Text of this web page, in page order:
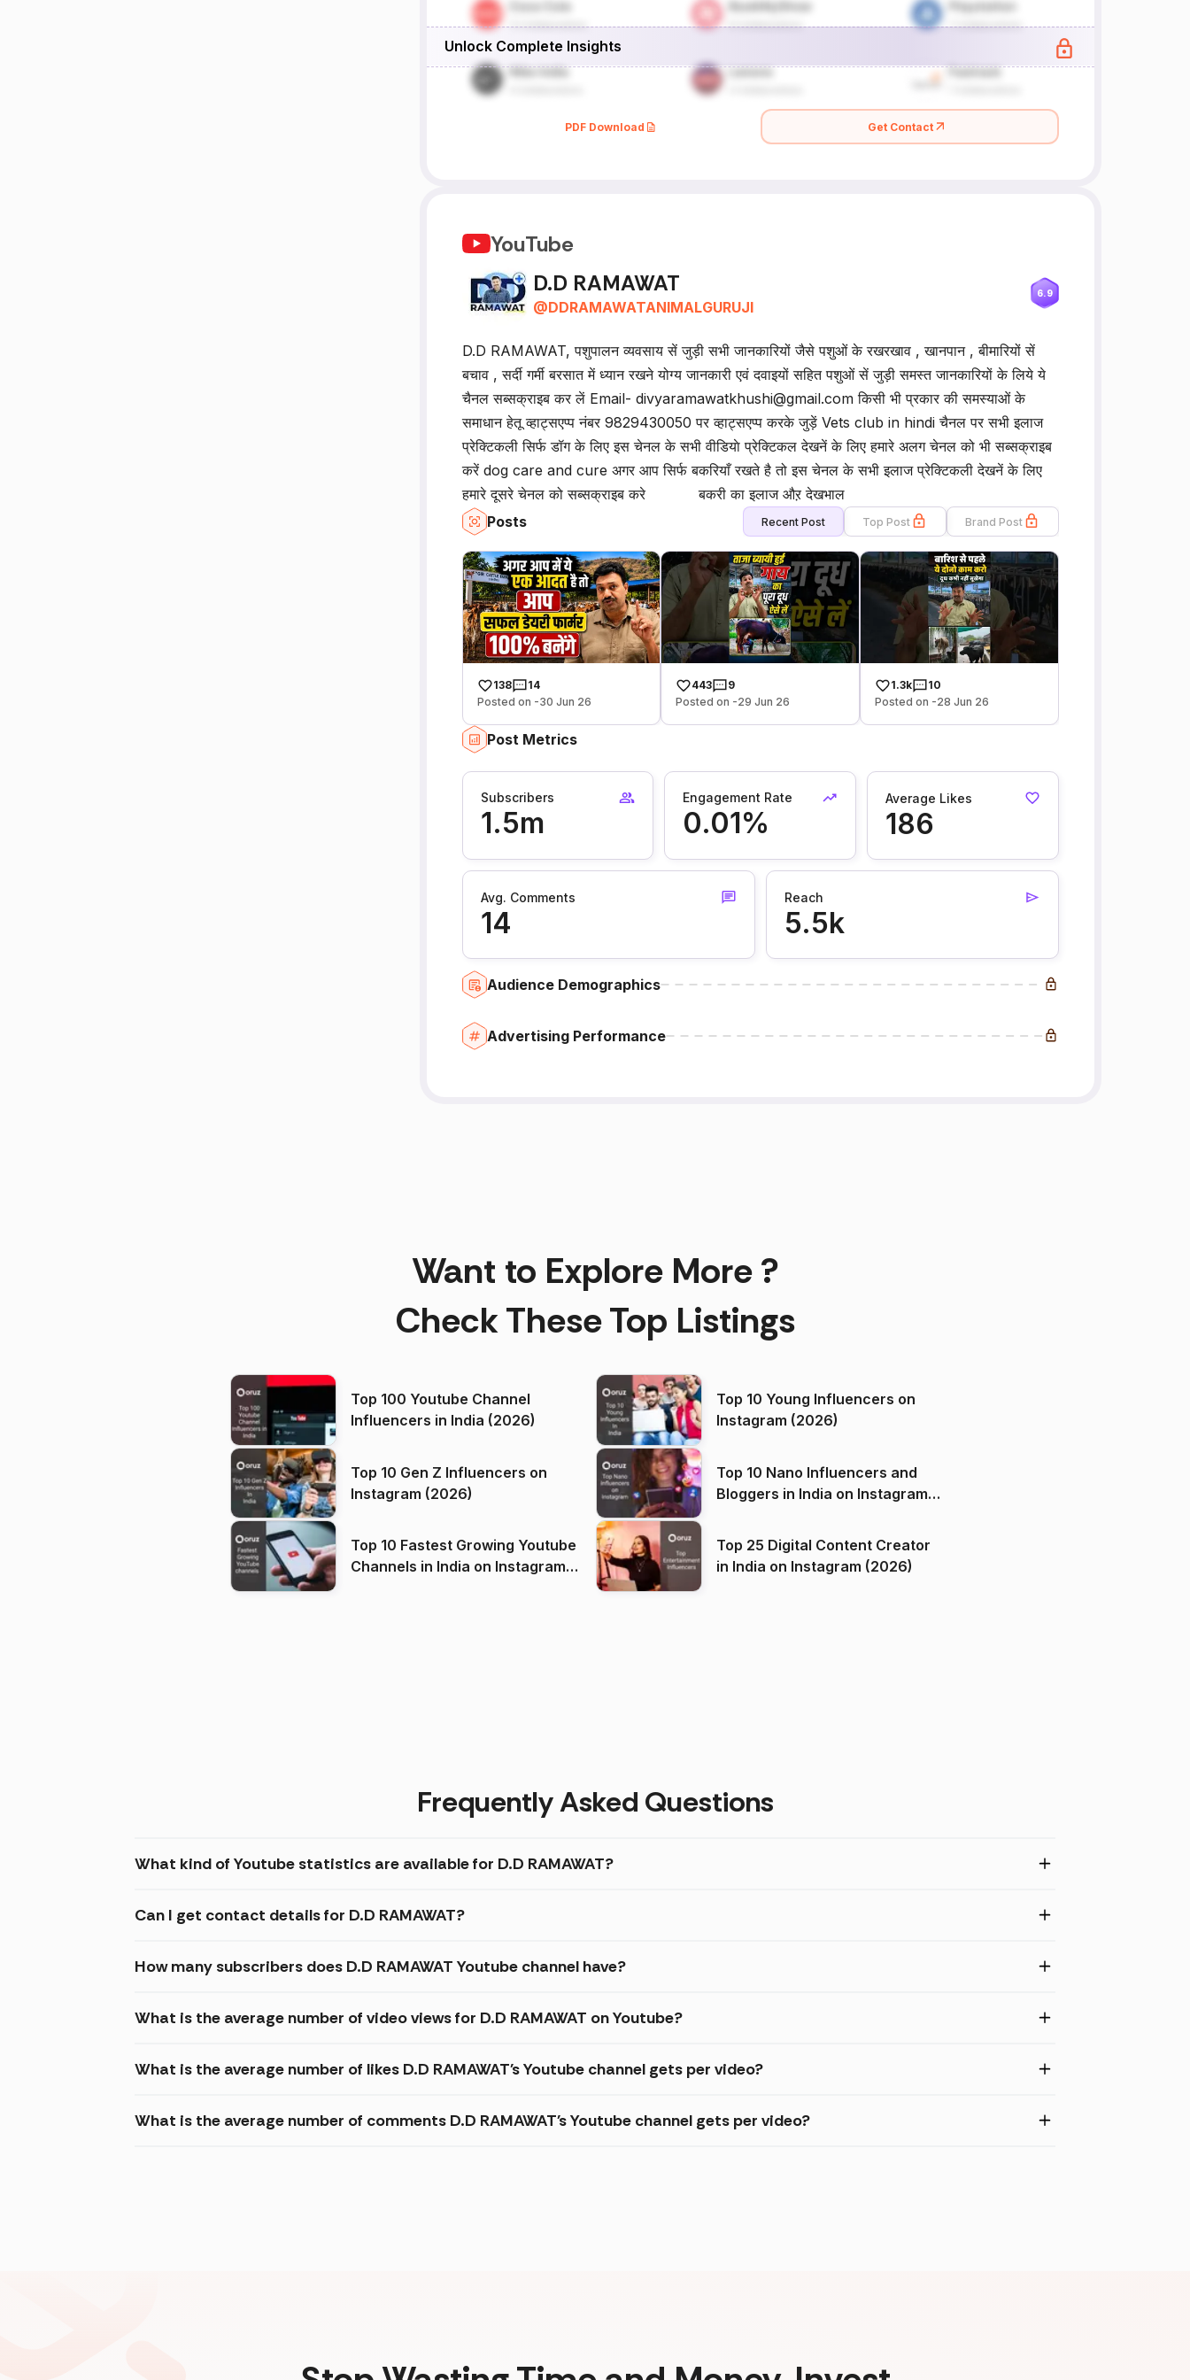
Unlock Complete Insights
PDF Download Get Contact
YouTube
D.D RAMAWAT
@DDRAMAWATANIMALGURUJI
6.9
D.D RAMAWAT, पशुपालन व्यवसाय सें जुड़ी सभी जानकारियों जैसे पशुओं के रखरखाव , खानपान , बीमारियों सें
बचाव , सर्दी गर्मी बरसात में ध्यान रखने योग्य जानकारी एवं दवाइयों सहित पशुओं सें जुड़ी समस्त जानकारियों के लिये ये
चैनल सब्सक्राइब कर लें Email- divyaramawatkhushi@gmail.com किसी भी प्रकार की समस्याओं के
समाधान हेतू व्हाट्सएप्प नंबर 9829430050 पर व्हाट्सएप्प करके जुड़ें Vets club in hindi चैनल पर सभी इलाज
प्रेक्टिकली सिर्फ डॉग के लिए इस चेनल के सभी वीडियाे प्रेक्टिकल देखनें के लिए हमारे अलग चेनल को भी सब्सक्राइब
करें dog care and cure अगर आप सिर्फ बकरियाँ रखते है तो इस चेनल के सभी इलाज प्रेक्टिकली देखनें के लिए
हमारे दूसरे चेनल को सब्सक्राइब करे बकरी का इलाज औऱ देखभाल
Posts
Recent Post Top Post Brand Post
138
14
Posted on -30 Jun 26
443
9
Posted on -29 Jun 26
1.3k
10
Posted on -28 Jun 26
Post Metrics
Subscribers
1.5m
Engagement Rate
0.01%
Average Likes
186
Avg. Comments
14
Reach
5.5k
Audience Demographics
Advertising Performance
Want to Explore More ?
Check These Top Listings
Top 100 Youtube Channel
Influencers in India (2026)
Top 10 Young Influencers on
Instagram (2026)
Top 10 Gen Z Influencers on
Instagram (2026)
Top 10 Nano Influencers and
Bloggers in India on Instagram
Top 10 Fastest Growing Youtube
Channels in India on Instagram
Top 25 Digital Content Creator
in India on Instagram (2026)
Frequently Asked Questions
What kind of Youtube statistics are available for D.D RAMAWAT?
Can I get contact details for D.D RAMAWAT?
How many subscribers does D.D RAMAWAT Youtube channel have?
What is the average number of video views for D.D RAMAWAT on Youtube?
What is the average number of likes D.D RAMAWAT's Youtube channel gets per video?
What is the average number of comments D.D RAMAWAT's Youtube channel gets per video?